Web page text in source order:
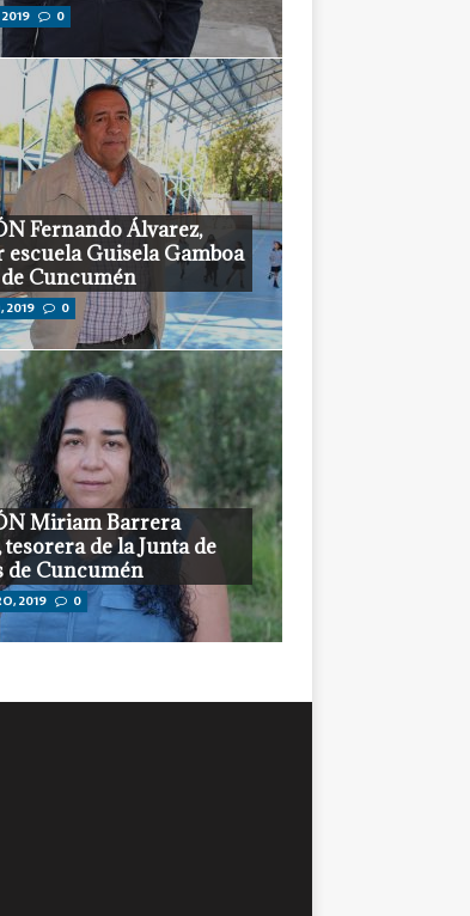
0
Fernando Álvarez,
Guisela Gamboa
Cuncumén
2019 0
Miriam Barrera
tesorera de la Junta de
de Cuncumén
2019 0